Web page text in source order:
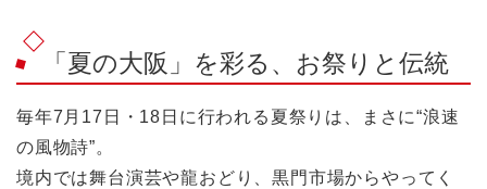
「夏の大阪」を彩る、お祭りと伝統
毎年7月17日・18日に行われる夏祭りは、まさに“浪速
の風物詩”。
境内では舞台演芸や龍おどり、黒門市場からやってく